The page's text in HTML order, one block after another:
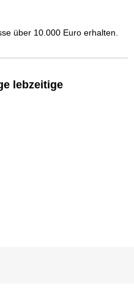
über 10.000 Euro erhalten.
lebzeitige